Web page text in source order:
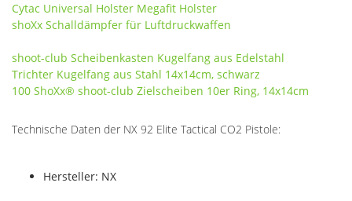
Cytac Universal Holster Megafit Holster
shoXx Schalldämpfer für Luftdruckwaffen
shoot-club Scheibenkasten Kugelfang aus Edelstahl
Trichter Kugelfang aus Stahl 14x14cm, schwarz
100 ShoXx® shoot-club Zielscheiben 10er Ring, 14x14cm
Technische Daten der NX 92 Elite Tactical CO2 Pistole:
Hersteller: NX